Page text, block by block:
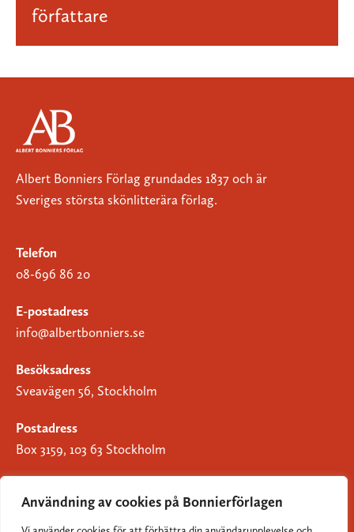
Användning av cookies på Bonnierförlagen
författare
Albert Bonniers Förlag grundades 1837 och är
Sveriges största skönlitterära förlag.
Telefon
08-696 86 20
E-postadress
info@albertbonniers.se
Besöksadress
Sveavägen 56, Stockholm
Postadress
Box 3159, 103 63 Stockholm